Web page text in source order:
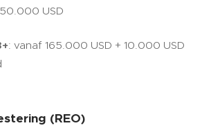
USD
: vanaf 165.000 USD + 10.000 USD
(REO)